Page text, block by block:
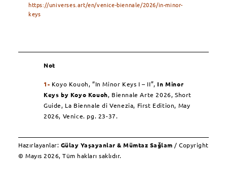
https://universes.art/en/venice-biennale/2026/in-minor-
keys
Not
1- Koyo Kouoh, “In Minor Keys I – II”, In Minor
Keys by Koyo Kouoh, Biennale Arte 2026, Short
Guide, La Biennale di Venezia, First Edition, May
2026, Venice. pg. 23-37.
Hazırlayanlar: Gülay Yaşayanlar & Mümtaz Sağlam / Copyright
© Mayıs 2026, Tüm hakları saklıdır.